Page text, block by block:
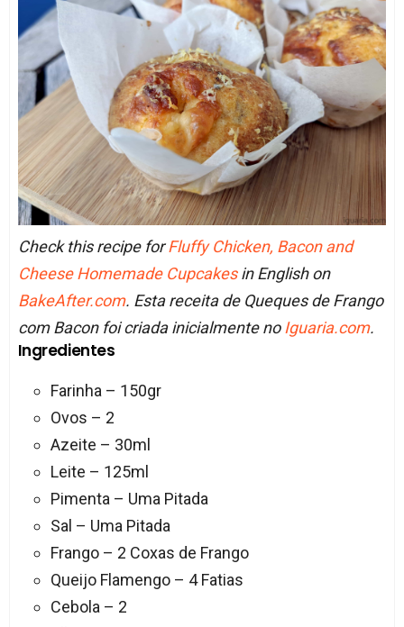
Check this recipe forFluffy Chicken, Bacon and
Cheese Homemade Cupcakesin English on
BakeAfter.com. Esta receita de Queques de Frango
com Bacon foi criada inicialmente no Iguaria.com.
Ingredientes
Farinha – 150gr
Ovos – 2
Azeite – 30ml
Leite – 125ml
Pimenta – Uma Pitada
Sal – Uma Pitada
Frango – 2 Coxas de Frango
Queijo Flamengo – 4 Fatias
Cebola – 2